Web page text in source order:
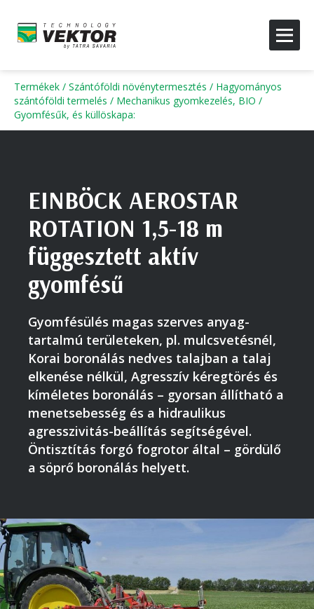
Termékek / Szántóföldi növénytermesztés / Hagyományos
szántóföldi termelés / Mechanikus gyomkezelés, BIO /
Gyomfésűk, és küllöskapa:
EINBÖCK AEROSTAR
ROTATION 1,5-18 m
függesztett aktív
gyomfésű
Gyomfésülés magas szerves anyag-
tartalmú területeken, pl. mulcsvetésnél,
Korai boronálás nedves talajban a talaj
elkenése nélkül, Agresszív kéregtörés és
kíméletes boronálás – gyorsan állítható a
menetsebesség és a hidraulikus
agresszivitás-beállítás segítségével.
Öntisztítás forgó fogrotor által – gördülő
a söprő boronálás helyett.